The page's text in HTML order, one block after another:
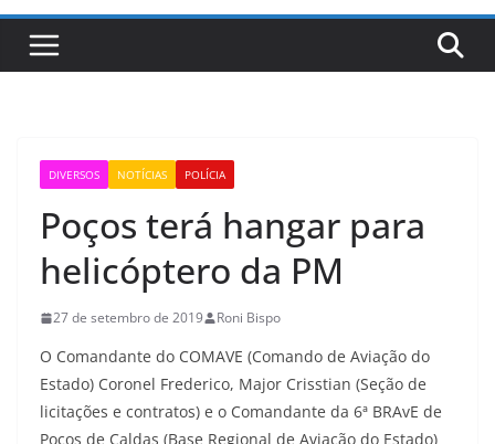
DIVERSOS NOTÍCIAS POLÍCIA
Poços terá hangar para
helicóptero da PM
27 de setembro de 2019 Roni Bispo
O Comandante do COMAVE (Comando de Aviação do
Estado) Coronel Frederico, Major Crisstian (Seção de
licitações e contratos) e o Comandante da 6ª BRAvE de
Poços de Caldas (Base Regional de Aviação do Estado)